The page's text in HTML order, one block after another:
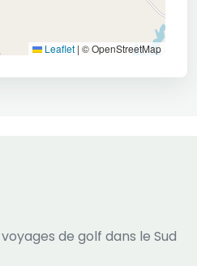
Leaflet | © OpenStreetMap
de golf dans le Sud